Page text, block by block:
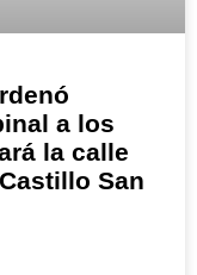
a los
la calle
San